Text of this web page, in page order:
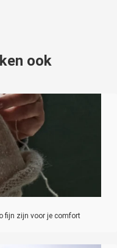
ook
fijn zijn voor je comfort